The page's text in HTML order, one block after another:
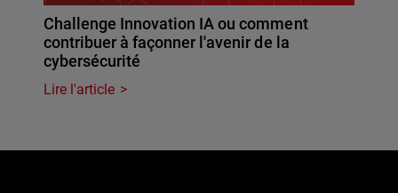
Challenge Innovation IA ou comment
contribuer à façonner l'avenir de la
cybersécurité
Lire l'article